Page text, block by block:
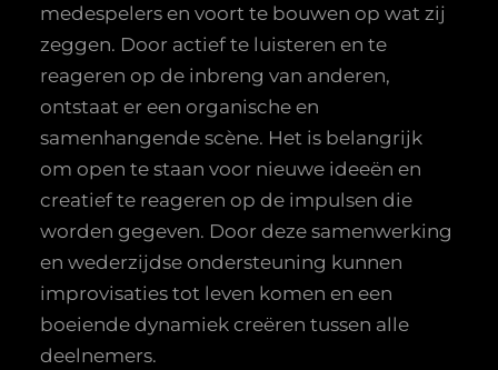
medespelers en voort te bouwen op wat zij
zeggen. Door actief te luisteren en te
reageren op de inbreng van anderen,
ontstaat er een organische en
samenhangende scène. Het is belangrijk
om open te staan voor nieuwe ideeën en
creatief te reageren op de impulsen die
worden gegeven. Door deze samenwerking
en wederzijdse ondersteuning kunnen
improvisaties tot leven komen en een
boeiende dynamiek creëren tussen alle
deelnemers.